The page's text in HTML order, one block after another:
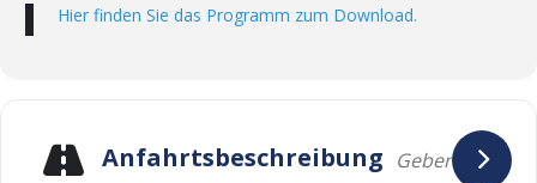
Hier finden Sie das Programm zum Download.
Anfahrtsbeschreibung